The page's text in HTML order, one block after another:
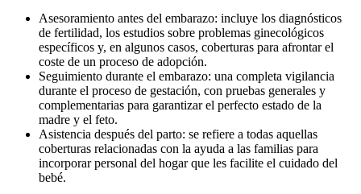
Asesoramiento antes del embarazo: incluye los diagnósticos
de fertilidad, los estudios sobre problemas ginecológicos
específicos y, en algunos casos, coberturas para afrontar el
coste de un proceso de adopción.
Seguimiento durante el embarazo: una completa vigilancia
durante el proceso de gestación, con pruebas generales y
complementarias para garantizar el perfecto estado de la
madre y el feto.
Asistencia después del parto: se refiere a todas aquellas
coberturas relacionadas con la ayuda a las familias para
incorporar personal del hogar que les facilite el cuidado del
bebé.